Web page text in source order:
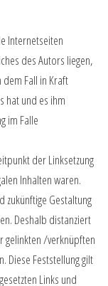
Internetseiten
des Autors liegen,
Fall in Kraft
hat und es ihm
im Falle
der Linksetzung
Inhalten waren.
zukünftige Gestaltung
Deshalb distanziert
gelinkten /verknüpften
Diese Feststellung gilt
Links und